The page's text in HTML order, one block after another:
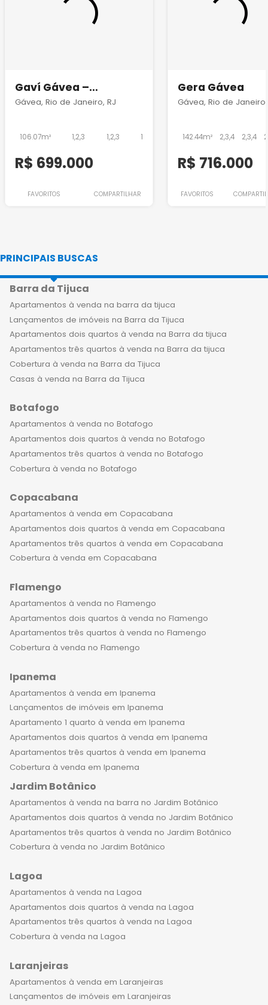
Gaví Gávea –
Lançamento de alto
Rio com rooftop
Gávea, Rio de Janeiro, RJ
106.07m² 1,2,3 1,2,3 1
R$ 699.000
FAVORITOS COMPARTILHAR
Gera Gávea
Gávea, Rio de Janeiro,
142.44m² 2,3,4 2,3,4
R$ 716.000
FAVORITOS
PRINCIPAIS BUSCAS
Barra da Tijuca
Apartamentos à venda na barra da tijuca
Lançamentos de imóveis na Barra da Tijuca
Apartamentos dois quartos à venda na Barra da tijuca
Apartamentos três quartos à venda na Barra da tijuca
Cobertura à venda na Barra da Tijuca
Casas à venda na Barra da Tijuca
Botafogo
Apartamentos à venda no Botafogo
Apartamentos dois quartos à venda no Botafogo
Apartamentos três quartos à venda no Botafogo
Cobertura à venda no Botafogo
Copacabana
Apartamentos à venda em Copacabana
Apartamentos dois quartos à venda em Copacabana
Apartamentos três quartos à venda em Copacabana
Cobertura à venda em Copacabana
Flamengo
Apartamentos à venda no Flamengo
Apartamentos dois quartos à venda no Flamengo
Apartamentos três quartos à venda no Flamengo
Cobertura à venda no Flamengo
Ipanema
Apartamentos à venda em Ipanema
Lançamentos de imóveis em Ipanema
Apartamento 1 quarto à venda em Ipanema
Apartamentos dois quartos à venda em Ipanema
Apartamentos três quartos à venda em Ipanema
Cobertura à venda em Ipanema
Jardim Botânico
Apartamentos à venda na barra no Jardim Botânico
Apartamentos dois quartos à venda no Jardim Botânico
Apartamentos três quartos à venda no Jardim Botânico
Cobertura à venda no Jardim Botânico
Lagoa
Apartamentos à venda na Lagoa
Apartamentos dois quartos à venda na Lagoa
Apartamentos três quartos à venda na Lagoa
Cobertura à venda na Lagoa
Laranjeiras
Apartamentos à venda em Laranjeiras
Lançamentos de imóveis em Laranjeiras